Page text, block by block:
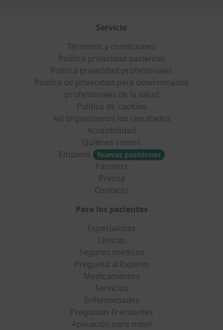
Servicio
Términos y condiciones
Política privacidad pacientes
Política privacidad profesionales
Política de privacidad para determinados
profesionales de la salud
Política de cookies
Así organizamos los resultados
Accesibilidad
Quiénes somos
Empleos
Nuevas posiciones
Partners
Prensa
Contacto
Para los pacientes
Especialistas
Clínicas
Seguros médicos
Pregunta al Experto
Medicamentos
Servicios
Enfermedades
Preguntas Frecuentes
Aplicación para móvil